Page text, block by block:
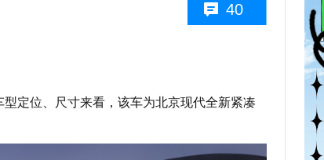
40
定位、尺寸来看，该车为北京现代全新紧凑